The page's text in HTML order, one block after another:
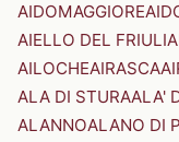
AIDOMAGGIORE
AIELLO DEL FRIULI
AILOCHEAIRASCA
ALA DI STURAALA'
ALANNOALANO DI